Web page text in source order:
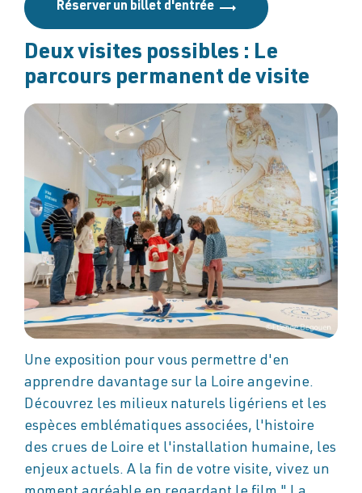
Réserver un billet d'entrée
Deux visites possibles : Le
parcours permanent de visite
Une exposition pour vous permettre d'en
apprendre davantage sur la Loire angevine.
Découvrez les milieux naturels ligériens et les
espèces emblématiques associées, l'histoire
des crues de Loire et l'installation humaine, les
enjeux actuels. A la fin de votre visite, vivez un